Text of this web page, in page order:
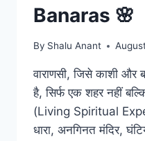
Banaras 🌸
By Shalu Anant
वाराणसी, जिसे काशी और
है, सिर्फ एक शहर नहीं
(Living Spiritual
धारा, अनगिनत मंदिर,